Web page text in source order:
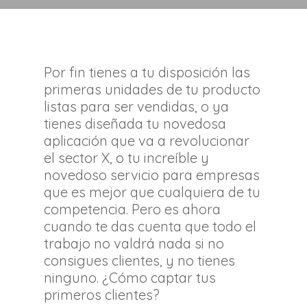
Por fin tienes a tu disposición las
primeras unidades de tu producto
listas para ser vendidas, o ya
tienes diseñada tu novedosa
aplicación que va a revolucionar
el sector X, o tu increíble y
novedoso servicio para empresas
que es mejor que cualquiera de tu
competencia. Pero es ahora
cuando te das cuenta que todo el
trabajo no valdrá nada si no
consigues clientes, y no tienes
ninguno. ¿Cómo captar tus
primeros clientes?